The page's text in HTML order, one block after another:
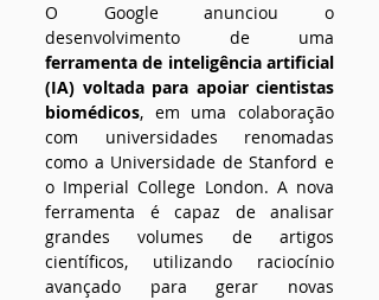
O Google anunciou o
ferramenta de inteligência artificial
(IA) voltada para apoiar cientistas
biomédicos, em uma colaboração
com universidades renomadas
como a Universidade de Stanford e
o Imperial College London. A nova
ferramenta é capaz de analisar
grandes volumes de artigos
científicos, utilizando raciocínio
avançado para gerar novas